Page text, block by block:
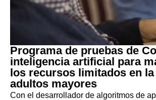
Programa de pruebas de
inteligencia artificial para
los recursos limitados en
adultos mayores
Con el desarrollador de algoritmos de